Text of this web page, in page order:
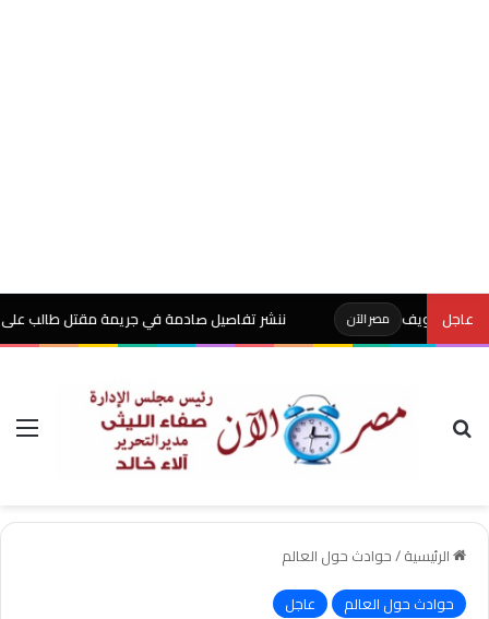
عاجلمصر الآن ننشر تفاصيل صادمة في جريمة مقتل طالب على يد والده
بحث عن
الرئيسية/حوادث حول العالم
حوادث حول العالم
عاجل